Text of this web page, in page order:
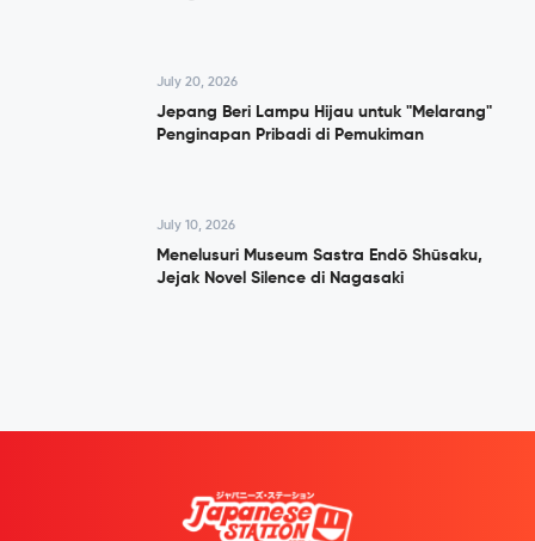
July 20, 2026
Jepang Beri Lampu Hijau untuk "Melarang"
Penginapan Pribadi di Pemukiman
July 10, 2026
Menelusuri Museum Sastra Endō Shūsaku,
Jejak Novel Silence di Nagasaki